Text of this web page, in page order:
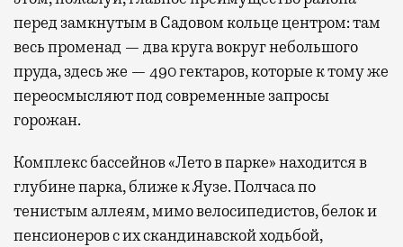
перед замкнутым в Садовом кольце центром: там
весь променад — два круга вокруг небольшого
пруда, здесь же — 490 гектаров, которые к тому же
переосмысляют под современные запросы
горожан.
Комплекс бассейнов «Лето в парке» находится в
глубине парка, ближе к Яузе. Полчаса по
тенистым аллеям, мимо велосипедистов, белок и
пенсионеров с их скандинавской ходьбой,